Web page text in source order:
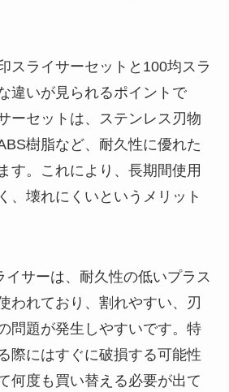
スライサーセットと100均スラ
違いが見られるポイントで
ーセットは、ステンレス刃物
樹脂など、耐久性に優れた
す。これにより、長期間使用
、壊れにくいというメリット
イサーは、耐久性の低いプラス
われており、割れやすい、刃
問題が発生しやすいです。特
際にはすぐに破損する可能性
何度も買い替える必要が出て